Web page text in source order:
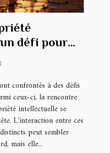
défi pour
confrontés à des défis
ceux-ci, la rencontre
intellectuelle se
L'interaction entre ces
peut sembler
mais elle...